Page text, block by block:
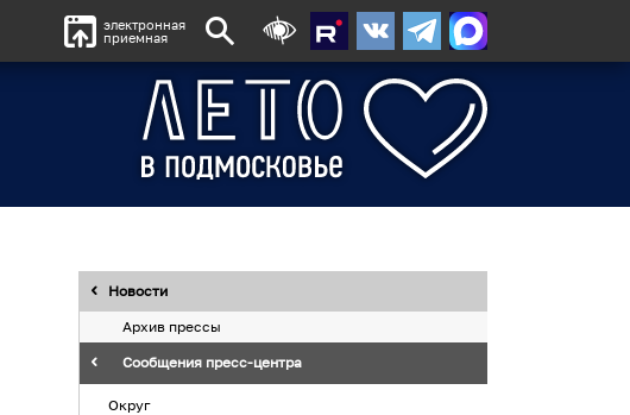
электронная
приемная
Новости
Архив прессы
Сообщения пресс-центра
Округ